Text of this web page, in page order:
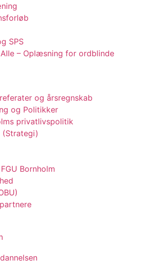
SPS
– Oplæsning for ordblinde
og årsregnskab
og Politikker
privatlivspolitik
(Strategi)
Bornholm